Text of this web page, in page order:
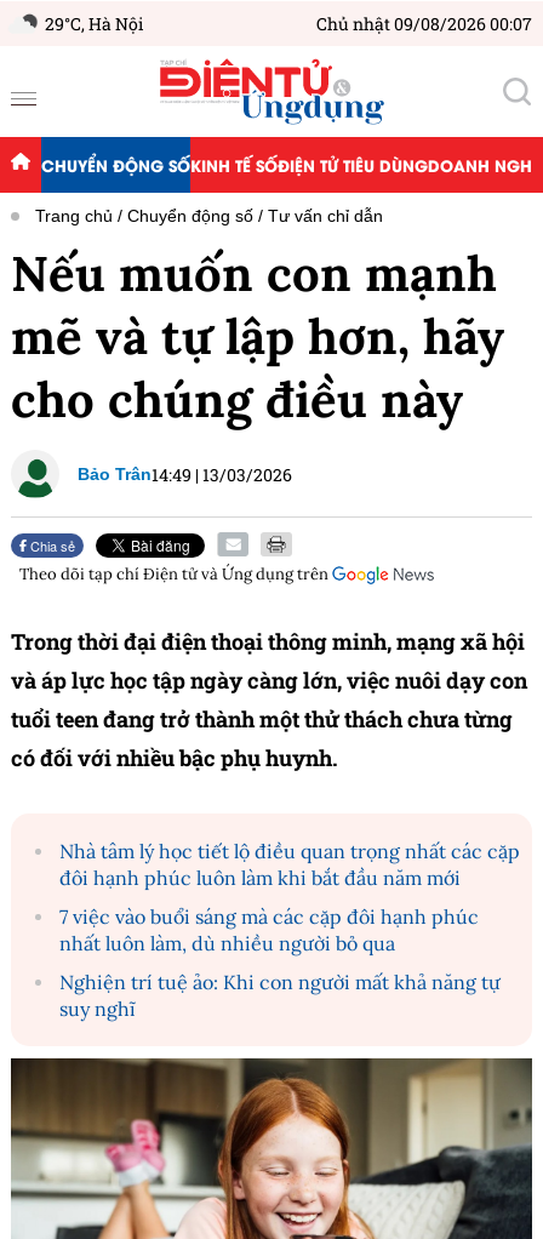
29°C,Hà Nội Chủ nhật 09/08/2026 00:07
CHUYỂN ĐỘNG SỐKINH TẾ SỐĐIỆN TỬ TIÊU DÙNGDOANH
Trang chủ Chuyển động số Tư vấn chỉ dẫn
Nếu muốn con mạnh
mẽ và tự lập hơn, hãy
cho chúng điều này
Bảo Trân14:49 |13/03/2026
Chia sẻ
Theo dõi tạp chíĐiện tử và Ứng dụngtrên
Trong thời đại điện thoại thông minh, mạng xã hội
và áp lực học tập ngày càng lớn, việc nuôi dạy con
tuổi teen đang trở thành một thử thách chưa từng
có đối với nhiều bậc phụ huynh.
Nhà tâm lý học tiết lộ điều quan trọng nhất các cặp
đôi hạnh phúc luôn làm khi bắt đầu năm mới
7 việc vào buổi sáng mà các cặp đôi hạnh phúc
nhất luôn làm, dù nhiều người bỏ qua
Nghiện trí tuệ ảo: Khi con người mất khả năng tự
suy nghĩ